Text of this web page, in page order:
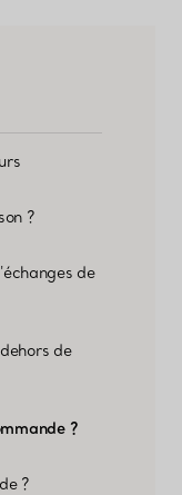
avec un
?
de
de
?
?